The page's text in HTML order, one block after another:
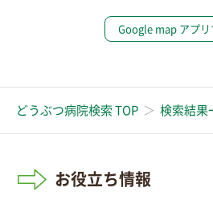
Google map アプリ
どうぶつ病院検索 TOP 検索結果
お役立ち情報